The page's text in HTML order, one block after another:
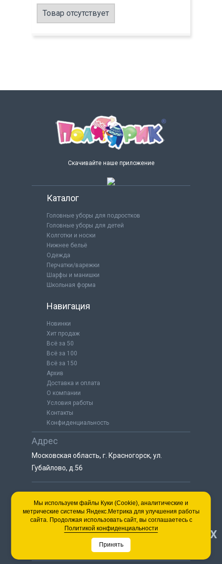
Товар отсутствует
Скачивайте наше приложение
Каталог
Головные уборы для подростков
Головные уборы для детей
Колготки и носки
Нижнее бельё
Одежда
Перчатки/варежки
Шарфы и манишки
Школьная форма
Навигация
Новинки
Хит продаж
Всё за 50
Всё за 100
Всё за 150
Архив
Доставка и оплата
О компании
Условия работы
Контакты
Конфиденциальность
Адрес
Московская область, г. Красногорск, ул.
Губайлово, д.56
8 (925) 064-55-25
пн-сб с 9:00 до 18:00
8 (495) 563-03-35
пн-сб с 9:00 до 18:00 НАВЕРХ
Мы используем файлы Куки (Cookie), аналитические и
метрические системы Яндекс.Метрика для улучшения работы
сайта. Продолжая использовать сайт, вы соглашаетесь с
Политикой конфиденциальности
Принять